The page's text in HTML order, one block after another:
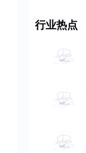
行业热点